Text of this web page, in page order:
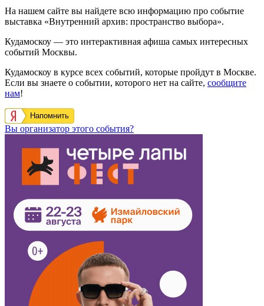
На нашем сайте вы найдете всю информацию про событие
выставка «Внутренний архив: пространство выбора».
Кудамоскоу — это интерактивная афиша самых интересных
событий Москвы.
Кудамоскоу в курсе всех событий, которые пройдут в Москве.
Если вы знаете о событии, которого нет на сайте, сообщите
нам!
Напомнить
Вы организатор этого события?